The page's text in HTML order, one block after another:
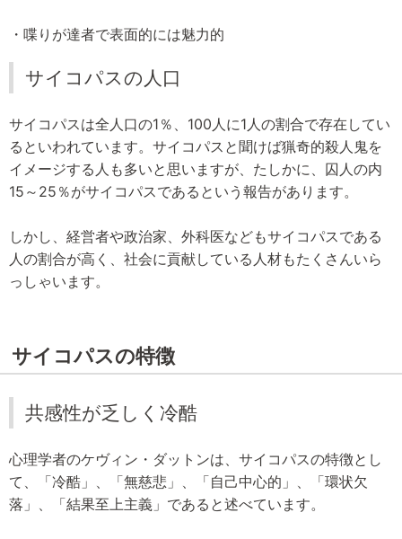
・喋りが達者で表面的には魅力的
サイコパスの人口
サイコパスは全人口の1％、100人に1人の割合で存在してい
るといわれています。サイコパスと聞けば猟奇的殺人鬼を
イメージする人も多いと思いますが、たしかに、囚人の内
15～25％がサイコパスであるという報告があります。
しかし、経営者や政治家、外科医などもサイコパスである
人の割合が高く、社会に貢献している人材もたくさんいら
っしゃいます。
サイコパスの特徴
共感性が乏しく冷酷
心理学者のケヴィン・ダットンは、サイコパスの特徴とし
て、「冷酷」、「無慈悲」、「自己中心的」、「環状欠
落」、「結果至上主義」であると述べています。